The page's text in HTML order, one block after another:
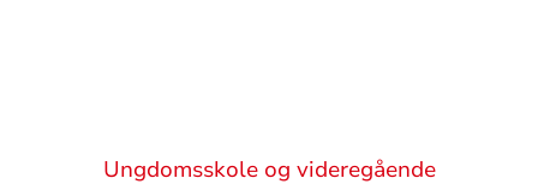
SitatUngdomsskole og videregående